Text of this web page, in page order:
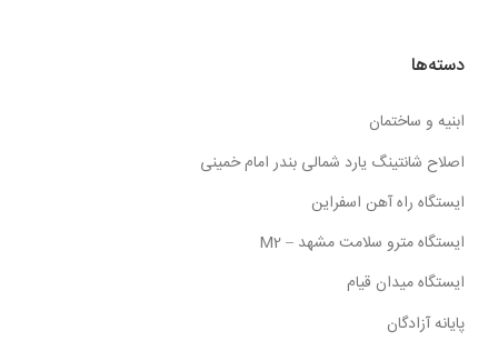
دسته‌ها
ابنیه و ساختمان
اصلاح شانتینگ یارد شمالی بندر امام خمینی
ایستگاه راه آهن اسفراین
ایستگاه مترو سلامت مشهد – M2
ایستگاه میدان قیام
پایانه آزادگان